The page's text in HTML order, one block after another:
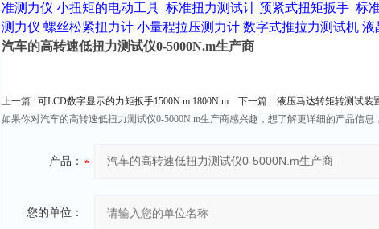
准测力仪 小扭矩的电动工具 标准扭力测试计 预紧式扭矩扳手 标
测力仪 螺丝松紧扭力计 小量程拉压测力计 数字式推拉力测试机 液
汽车的高转速低扭力测试仪0-5000N.m生产商
上一篇 : 可LCD数字显示的力矩扳手1500N.m 1800N.m 下一篇 : 液压马达转矩转测试装
如果你对汽车的高转速低扭力测试仪0-5000N.m生产商感兴趣，想了解更详细的产品信息
产品：
您的单位：